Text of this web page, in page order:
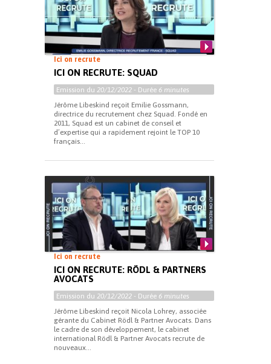
Ici on recrute
ICI ON RECRUTE: SQUAD
Emission du 20/12/2022 - Durée 6 minutes
Jérôme Libeskind reçoit Emilie Gossmann,
directrice du recrutement chez Squad. Fondé en
2011, Squad est un cabinet de conseil et
d’expertise qui a rapidement rejoint le TOP 10
français...
Ici on recrute
ICI ON RECRUTE: RÖDL & PARTNERS
AVOCATS
Emission du 20/12/2022 - Durée 6 minutes
Jérôme Libeskind reçoit Nicola Lohrey, associée
gérante du Cabinet Rödl & Partner Avocats. Dans
le cadre de son développement, le cabinet
international Rödl & Partner Avocats recrute de
nouveaux...